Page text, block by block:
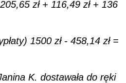
zł + 116,49 zł + 136
1500 zł - 458,14 zł =
K. dostawała do ręki